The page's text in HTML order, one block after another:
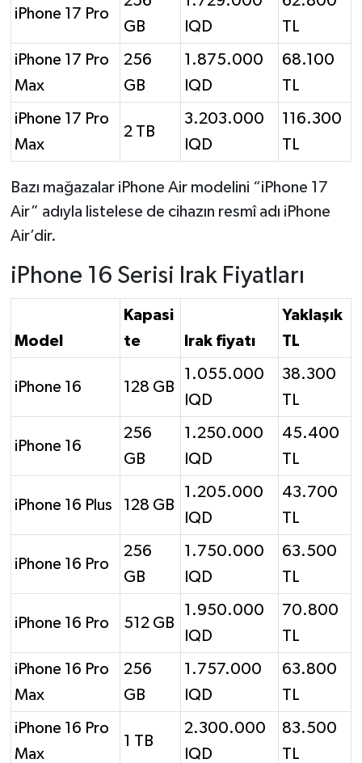
iPhone 17 Pro
GB
IQD
TL
iPhone 17 Pro
Max
256
GB
1.875.000
IQD
68.100
TL
iPhone 17 Pro
Max
2 TB
3.203.000
IQD
116.300
TL
Bazı mağazalar iPhone Air modelini “iPhone 17
Air” adıyla listelese de cihazın resmî adı iPhone
Air’dir.
iPhone 16 Serisi Irak Fiyatları
Model
Kapasi
te
Irak fiyatı
Yaklaşık
TL
iPhone 16 128 GB
1.055.000
IQD
38.300
TL
iPhone 16
256
GB
1.250.000
IQD
45.400
TL
iPhone 16 Plus 128 GB
1.205.000
IQD
43.700
TL
iPhone 16 Pro
256
GB
1.750.000
IQD
63.500
TL
iPhone 16 Pro 512 GB
1.950.000
IQD
70.800
TL
iPhone 16 Pro
Max
256
GB
1.757.000
IQD
63.800
TL
iPhone 16 Pro
Max
1 TB
2.300.000
IQD
83.500
TL